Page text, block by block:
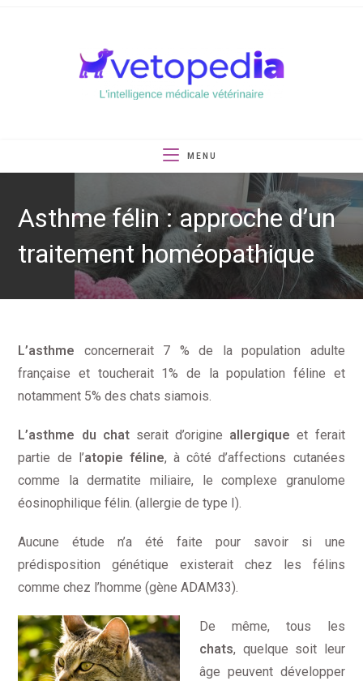
MENU
Asthme félin : approche d’un
traitement homéopathique
L’asthme concernerait 7 % de la population adulte
française et toucherait 1% de la population féline et
notamment 5% des chats siamois.
L’asthme du chatserait d’origine allergique et ferait
partie de l’atopie féline, à côté d’affections cutanées
comme la dermatite miliaire, le complexe granulome
éosinophilique félin. (allergie de type I).
Aucune étude n’a été faite pour savoir si une
prédisposition génétique existerait chez les félins
comme chez l’homme (gène ADAM33).
De même, tous les
chats, quelque soit leur
âge peuvent développer